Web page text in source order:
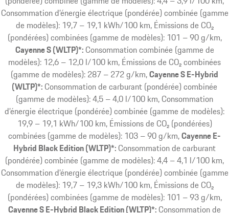
Consommation d’énergie électrique (pondérée) combinée (gamme
de modèles): 19,7 – 19,1 kWh/100 km, Émissions de CO₂
(pondérées) combinées (gamme de modèles): 101 – 90 g/km
Cayenne S (WLTP)*: Consommation combinée (gamme de
modèles): 12,6 – 12,0 l/100 km, Émissions de CO₂ combinées
(gamme de modèles): 287 – 272 g/km Cayenne S E-Hybrid
(WLTP)*: Consommation de carburant (pondérée) combinée
(gamme de modèles): 4,5 – 4,0 l/100 km, Consommation
d’énergie électrique (pondérée) combinée (gamme de modèles):
19,9 – 19,1 kWh/100 km, Émissions de CO₂ (pondérées)
combinées (gamme de modèles): 103 – 90 g/km Cayenne E-
Hybrid Black Edition (WLTP)*: Consommation de carburant
(pondérée) combinée (gamme de modèles): 4,4 – 4,1 l/100 km,
Consommation d’énergie électrique (pondérée) combinée (gamme
de modèles): 19,7 – 19,3 kWh/100 km, Émissions de CO₂
(pondérées) combinées (gamme de modèles): 101 – 93 g/km
Cayenne S E-Hybrid Black Edition (WLTP)*: Consommation de